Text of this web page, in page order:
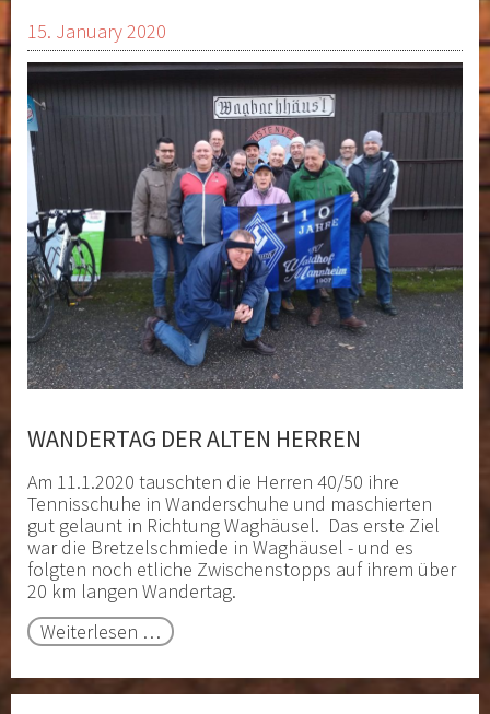
15. January 2020
WANDERTAG DER ALTEN HERREN
Am 11.1.2020 tauschten die Herren 40/50 ihre
Tennisschuhe in Wanderschuhe und maschierten
gut gelaunt in Richtung Waghäusel. Das erste Ziel
war die Bretzelschmiede in Waghäusel - und es
folgten noch etliche Zwischenstopps auf ihrem über
20 km langen Wandertag.
Weiterlesen … Wandertag
alten